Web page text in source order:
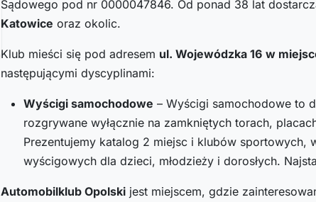
Sądowego pod nr 0000047846. Od ponad 38 lat
Katowice oraz okolic.
Klub mieści się pod adresem ul. Wojewódzka 16 w
następującymi dyscyplinami:
Wyścigi samochodowe – Wyścigi samochodowe to
rozgrywane wyłącznie na zamkniętych torach,
Prezentujemy katalog 2 miejsc i klubów
wyścigowych dla dzieci, młodzieży i dorosłych.
Automobilklub Opolski jest miejscem, gdzie